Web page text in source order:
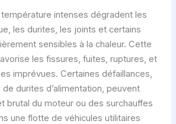
intenses dégradent les
les durites, les joints et certains
sensibles à la chaleur. Cette
les fissures, fuites, ruptures, et
imprévues. Certaines défaillances,
durites d’alimentation, peuvent
brutal du moteur ou des surchauffes
une flotte de véhicules utilitaires